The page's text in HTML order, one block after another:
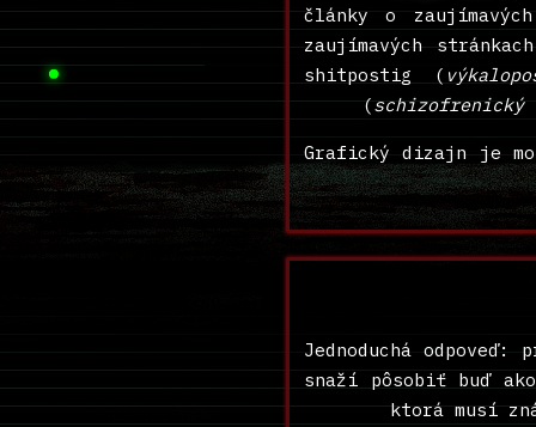
články o
zaujímavých
shitpostig (
(schizofrenický
Grafický dizajn je
Jednoduchá
snaží pôsobiť buď
ktorá musí